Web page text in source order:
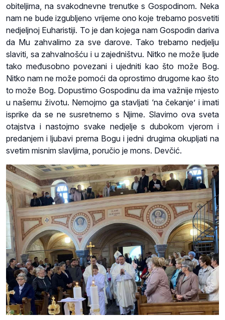
obiteljima, na svakodnevne trenutke s Gospodinom. Neka
nam ne bude izgubljeno vrijeme ono koje trebamo posvetiti
nedjeljnoj Euharistiji. To je dan kojega nam Gospodin dariva
da Mu zahvalimo za sve darove. Tako trebamo nedjelju
slaviti, sa zahvalnošću i u zajedništvu. Nitko ne može ljude
tako međusobno povezani i ujedniti kao što može Bog.
Nitko nam ne može pomoći da oprostimo drugome kao što
to može Bog. Dopustimo Gospodinu da ima važnije mjesto
u našemu životu. Nemojmo ga stavljati ‘na čekanje’ i imati
isprike da se ne susretnemo s Njime. Slavimo ova sveta
otajstva i nastojmo svake nedjelje s dubokom vjerom i
predanjem i ljubavi prema Bogu i jedni drugima okupljati na
svetim misnim slavljima, poručio je mons. Devčić.